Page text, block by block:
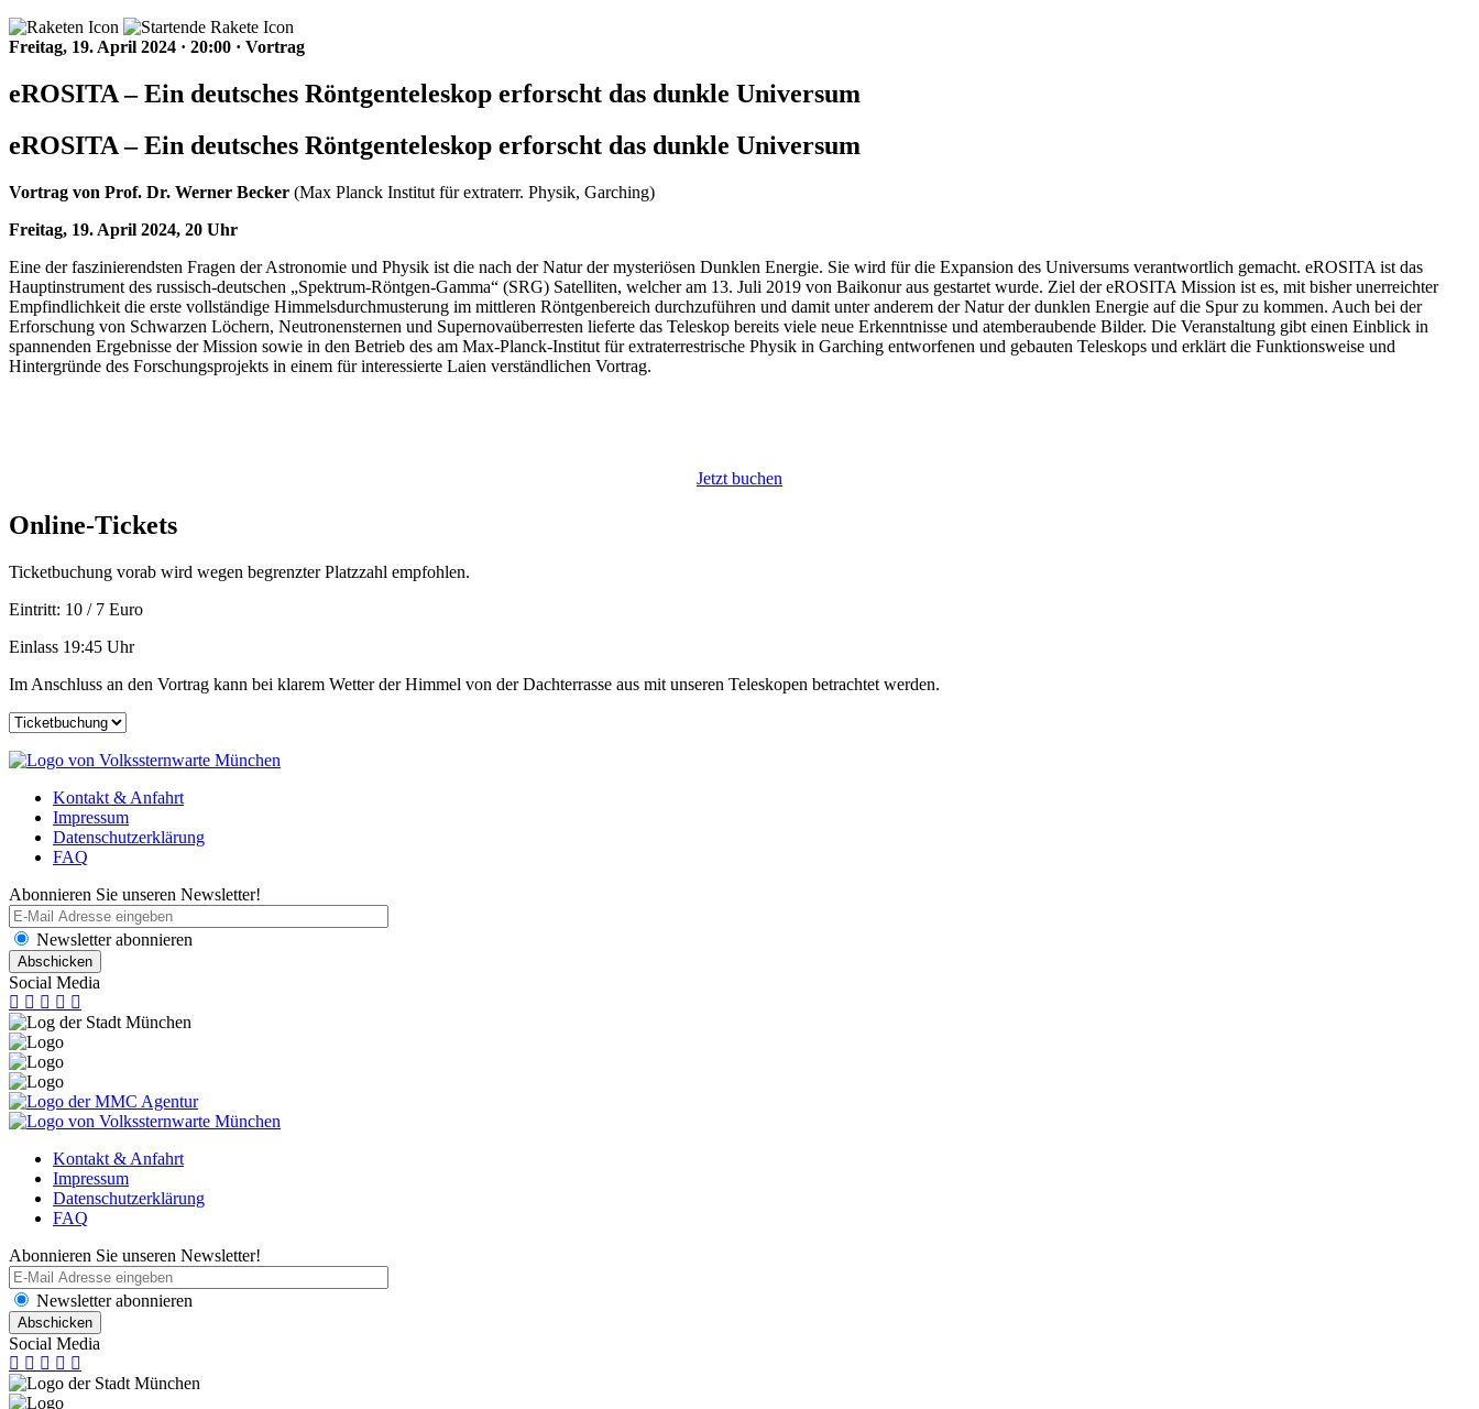
Freitag, 19. April 2024 · 20:00 · Vortrag
eROSITA – Ein deutsches Röntgenteleskop erforscht das dunkle Universum
eROSITA – Ein deutsches Röntgenteleskop erforscht das dunkle Universum
Vortrag von Prof. Dr. Werner Becker (Max Planck Institut für extraterr. Physik, Garching)
Freitag, 19. April 2024, 20 Uhr
Eine der faszinierendsten Fragen der Astronomie und Physik ist die nach der Natur der mysteriösen Dunklen Energie. Sie wird für die Expansion des Universums verantwortlich gemacht. eROSITA ist das
Hauptinstrument des russisch-deutschen „Spektrum-Röntgen-Gamma“ (SRG) Satelliten, welcher am 13. Juli 2019 von Baikonur aus gestartet wurde. Ziel der eROSITA Mission ist es, mit bisher unerreichter
Empfindlichkeit die erste vollständige Himmelsdurchmusterung im mittleren Röntgenbereich durchzuführen und damit unter anderem der Natur der dunklen Energie auf die Spur zu kommen. Auch bei der
Erforschung von Schwarzen Löchern, Neutronensternen und Supernovaüberresten lieferte das Teleskop bereits viele neue Erkenntnisse und atemberaubende Bilder. Die Veranstaltung gibt einen Einblick in
spannenden Ergebnisse der Mission sowie in den Betrieb des am Max-Planck-Institut für extraterrestrische Physik in Garching entworfenen und gebauten Teleskops und erklärt die Funktionsweise und
Hintergründe des Forschungsprojekts in einem für interessierte Laien verständlichen Vortrag.
Jetzt buchen
Online-Tickets
Ticketbuchung vorab wird wegen begrenzter Platzzahl empfohlen.
Eintritt: 10 / 7 Euro
Einlass 19:45 Uhr
Im Anschluss an den Vortrag kann bei klarem Wetter der Himmel von der Dachterrasse aus mit unseren Teleskopen betrachtet werden.
Kontakt & Anfahrt
Impressum
Datenschutzerklärung
FAQ
Abonnieren Sie unseren Newsletter!
Newsletter abonnieren
Social Media
Kontakt & Anfahrt
Impressum
Datenschutzerklärung
FAQ
Abonnieren Sie unseren Newsletter!
Newsletter abonnieren
Social Media